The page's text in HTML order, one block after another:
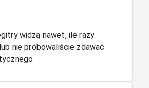
widzą nawet, ile razy
nie próbowaliście zdawać